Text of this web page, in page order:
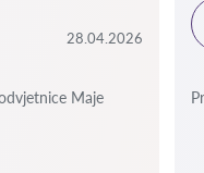
28.04.2026
Maje